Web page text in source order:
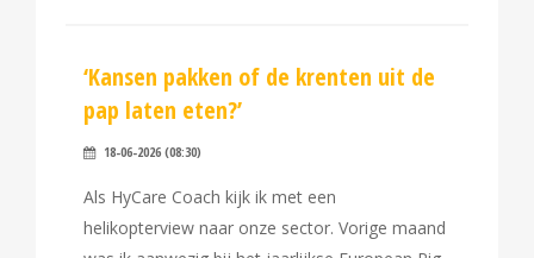
‘Kansen pakken of de krenten uit de
pap laten eten?’
18-06-2026 (08:30)
Als HyCare Coach kijk ik met een
helikopterview naar onze sector. Vorige maand